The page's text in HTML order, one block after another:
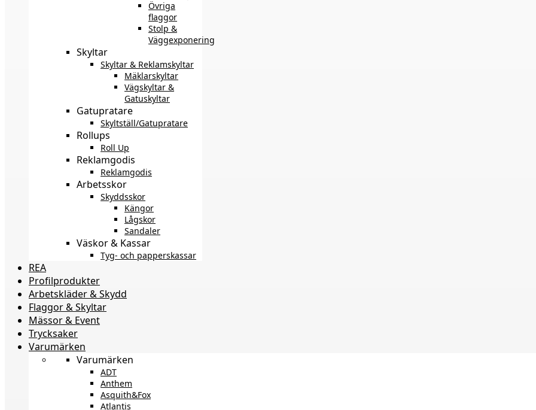
Övriga
flaggor
Stolp &
Väggexponering
Skyltar
Skyltar & Reklamskyltar
Mäklarskyltar
Vägskyltar &
Gatuskyltar
Gatupratare
Skyltställ/Gatupratare
Rollups
Roll Up
Reklamgodis
Reklamgodis
Arbetsskor
Skyddsskor
Kängor
Lågskor
Sandaler
Väskor & Kassar
Tyg- och papperskassar
REA
Profilprodukter
Arbetskläder & Skydd
Flaggor & Skyltar
Mässor & Event
Trycksaker
Varumärken
Varumärken
ADT
Anthem
Asquith&Fox
Atlantis